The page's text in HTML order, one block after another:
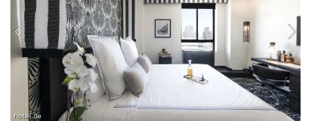
hotel.de